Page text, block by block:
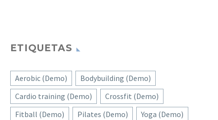
ETIQUETAS
Aerobic (Demo)
Bodybuilding (Demo)
Cardio training (Demo)
Crossfit (Demo)
Fitball (Demo)
Pilates (Demo) Yoga (Demo)